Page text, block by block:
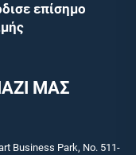
επίσημο
ΜΑΣ
Business Park, No. 511-